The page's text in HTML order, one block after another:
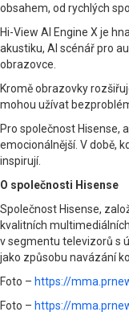
obsahem, od rychlých
Hi-View AI Engine X je
akustiku, AI scénář pro
obrazovce.
Kromě obrazovky
mohou užívat
Pro společnost Hisense,
emocionálnější. V době,
inspirují.
O společnosti Hisense
Společnost Hisense,
kvalitních
v segmentu televizorů s
jako způsobu navázání
Foto – https://
Foto – https://